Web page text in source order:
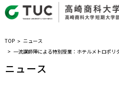
TOP
ニュース
一流講師陣による特別授業：ホテルメトロポ
ニュース